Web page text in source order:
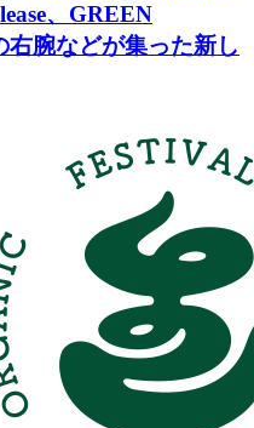
、GREEN
腕などが集った新し